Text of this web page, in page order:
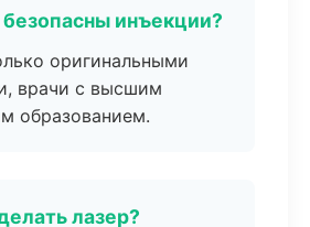
инъекции?
оригинальными
врачи с высшим
образованием.
лазер?